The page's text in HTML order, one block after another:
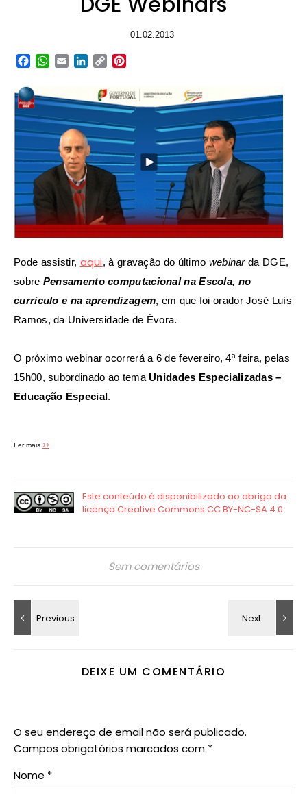
01.02.2013
Facebook
WhatsApp
EmailLinkedIn
Copy
Pode assistir, aqui, à gravação do último webinarda DGE,
sobre Pensamento computacional na Escola, no
currículo e na aprendizagem, em que foi orador José Luís
Ramos, da Universidade de Évora.
O próximo webinar ocorrerá a 6 de fevereiro, 4ª feira, pelas
15h00, subordinado ao temaUnidades Especializadas –
Educação Especial.
Ler mais >>
Sem comentários
DEIXE UM COMENTÁRIO
O seu endereço de email não será publicado.
Campos obrigatórios marcados com *
Nome *